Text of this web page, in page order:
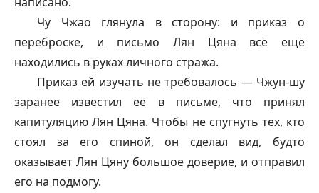
Чу Чжао глянула в сторону: и приказ о
переброске, и письмо Лян Цяна всё ещё
находились в руках личного стража.
Приказ ей изучать не требовалось — Чжун-шу
заранее известил её в письме, что принял
капитуляцию Лян Цяна. Чтобы не спугнуть тех, кто
стоял за его спиной, он сделал вид, будто
оказывает Лян Цяну большое доверие, и отправил
его на подмогу.